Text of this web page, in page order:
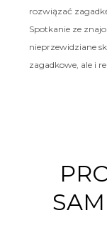
rozwiązać
Spotkanie ze
nieprzewidziane
zagadkowe, ale i